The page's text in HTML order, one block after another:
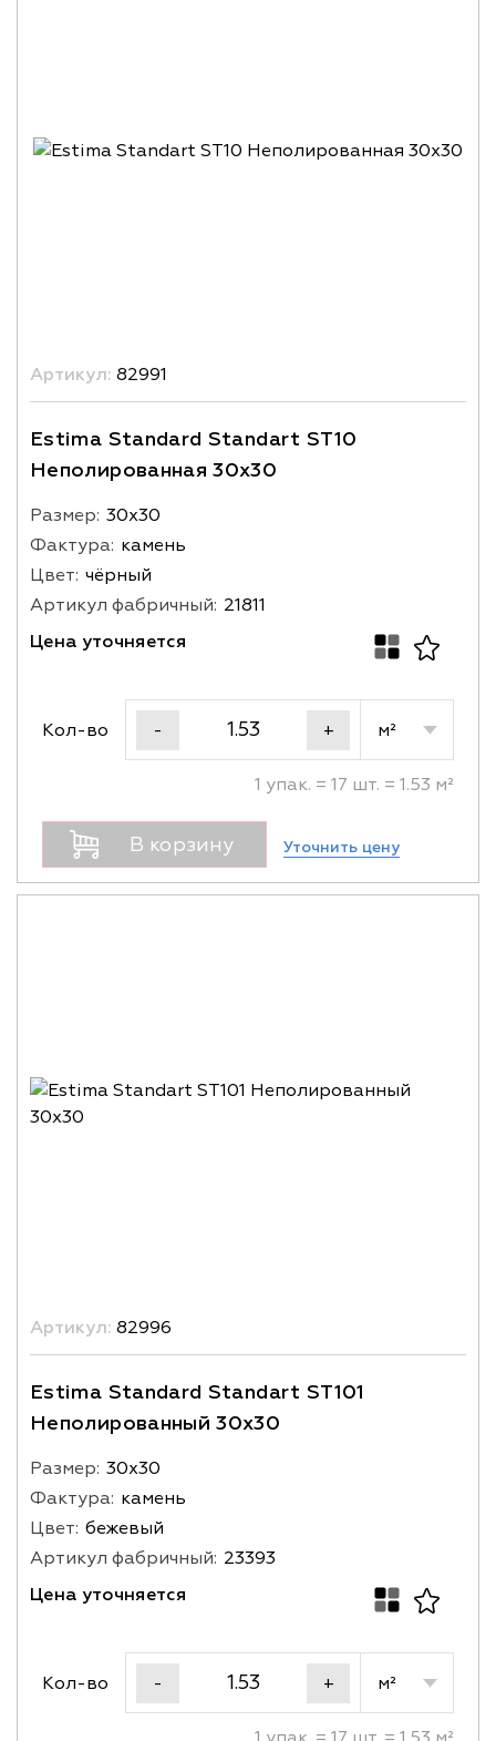
Артикул: 82991
Estima Standard Standart ST10
Неполированная 30x30
Размер: 30х30
Фактура: камень
Цвет: чёрный
Артикул фабричный: 21811
Цена уточняется
Кол-во - + м²
1 упак. = 17 шт. = 1.53 м²
В корзину Уточнить цену
Артикул: 82996
Estima Standard Standart ST101
Неполированный 30x30
Размер: 30х30
Фактура: камень
Цвет: бежевый
Артикул фабричный: 23393
Цена уточняется
Кол-во - + м²